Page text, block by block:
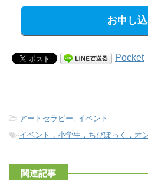
お申し
Pocket
-アートセラピー
イベント
-イベント，小学生，ちびぽっく，オ
関連記事